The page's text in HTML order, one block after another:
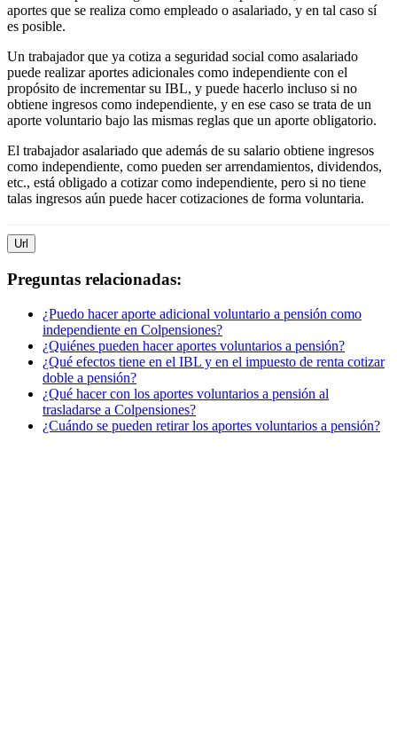
aportes que se realiza como empleado o asalariado, y en tal caso sí
es posible.
Un trabajador que ya cotiza a seguridad social como asalariado
puede realizar aportes adicionales como independiente con el
propósito de incrementar su IBL, y puede hacerlo incluso si no
obtiene ingresos como independiente, y en ese caso se trata de un
aporte voluntario bajo las mismas reglas que un aporte obligatorio.
El trabajador asalariado que además de su salario obtiene ingresos
como independiente, como pueden ser arrendamientos, dividendos,
etc., está obligado a cotizar como independiente, pero si no tiene
talas ingresos aún puede hacer cotizaciones de forma voluntaria.
Url
Preguntas relacionadas:
¿Puedo hacer aporte adicional voluntario a pensión como
independiente en Colpensiones?
¿Quiénes pueden hacer aportes voluntarios a pensión?
¿Qué efectos tiene en el IBL y en el impuesto de renta cotizar
doble a pensión?
¿Qué hacer con los aportes voluntarios a pensión al
trasladarse a Colpensiones?
¿Cuándo se pueden retirar los aportes voluntarios a pensión?